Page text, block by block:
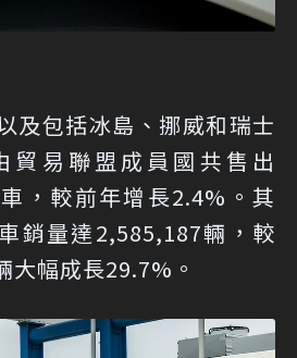
及包括冰島、挪威和瑞士
貿易聯盟成員國共售出
，較前年增長2.4%。其
銷量達2,585,187輛，較
大幅成長29.7%。